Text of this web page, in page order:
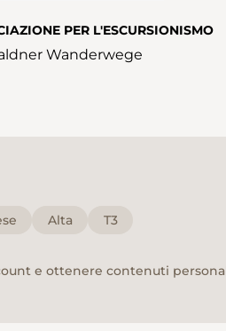
PER L'ESCURSIONISMO
Wanderwege
Alta T3
e ottenere contenuti